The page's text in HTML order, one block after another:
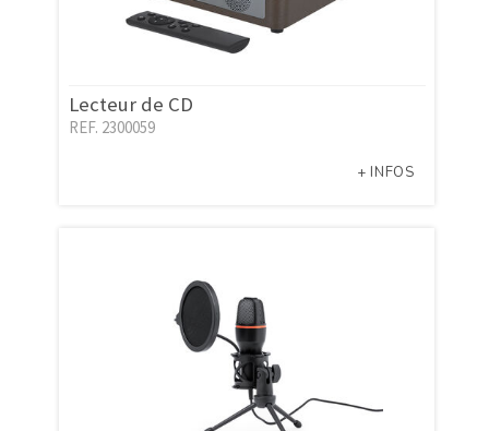
Lecteur de CD
REF. 2300059
+ INFOS